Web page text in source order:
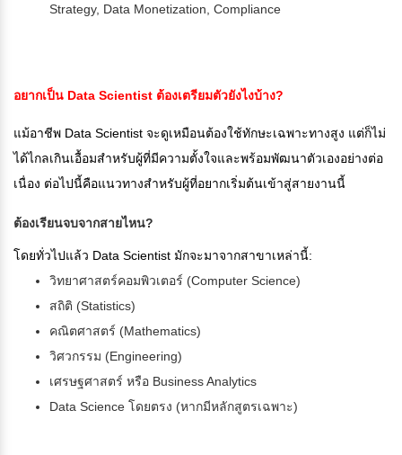
Strategy, Data Monetization, Compliance
อยากเป็น Data Scientist ต้องเตรียมตัวยังไงบ้าง?
แม้อาชีพ Data Scientist จะดูเหมือนต้องใช้ทักษะเฉพาะทางสูง แต่ก็ไม่
ได้ไกลเกินเอื้อมสำหรับผู้ที่มีความตั้งใจและพร้อมพัฒนาตัวเองอย่างต่อ
เนื่อง ต่อไปนี้คือแนวทางสำหรับผู้ที่อยากเริ่มต้นเข้าสู่สายงานนี้
ต้องเรียนจบจากสายไหน?
โดยทั่วไปแล้ว Data Scientist มักจะมาจากสาขาเหล่านี้:
วิทยาศาสตร์คอมพิวเตอร์ (Computer Science)
สถิติ (Statistics)
คณิตศาสตร์ (Mathematics)
วิศวกรรม (Engineering)
เศรษฐศาสตร์ หรือ Business Analytics
Data Science โดยตรง (หากมีหลักสูตรเฉพาะ)